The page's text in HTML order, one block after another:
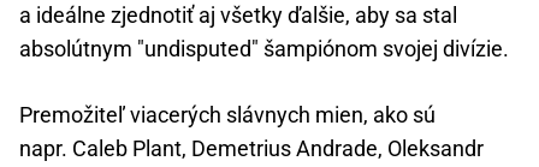
a ideálne zjednotiť aj všetky ďalšie, aby sa stal
absolútnym "undisputed" šampiónom svojej divízie.
Premožiteľ viacerých slávnych mien, ako sú
napr. Caleb Plant, Demetrius Andrade, Oleksandr